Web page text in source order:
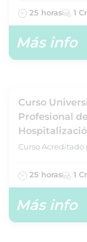
25 horas 1
Más info
Curso
Profesional
Curso
25 horas 1
Más info